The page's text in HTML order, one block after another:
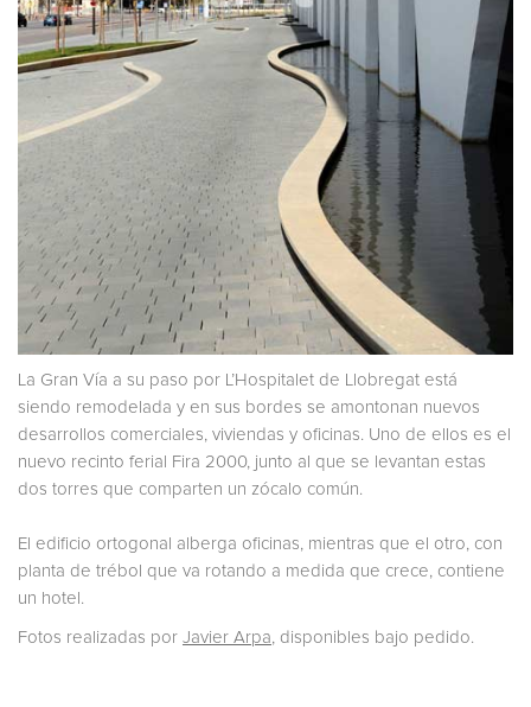
La Gran Vía a su paso por L’Hospitalet de Llobregat está
siendo remodelada y en sus bordes se amontonan nuevos
desarrollos comerciales, viviendas y oficinas. Uno de ellos es el
nuevo recinto ferial Fira 2000, junto al que se levantan estas
dos torres que comparten un zócalo común.
El edificio ortogonal alberga oficinas, mientras que el otro, con
planta de trébol que va rotando a medida que crece, contiene
un hotel.
Fotos realizadas por Javier Arpa , disponibles bajo pedido.